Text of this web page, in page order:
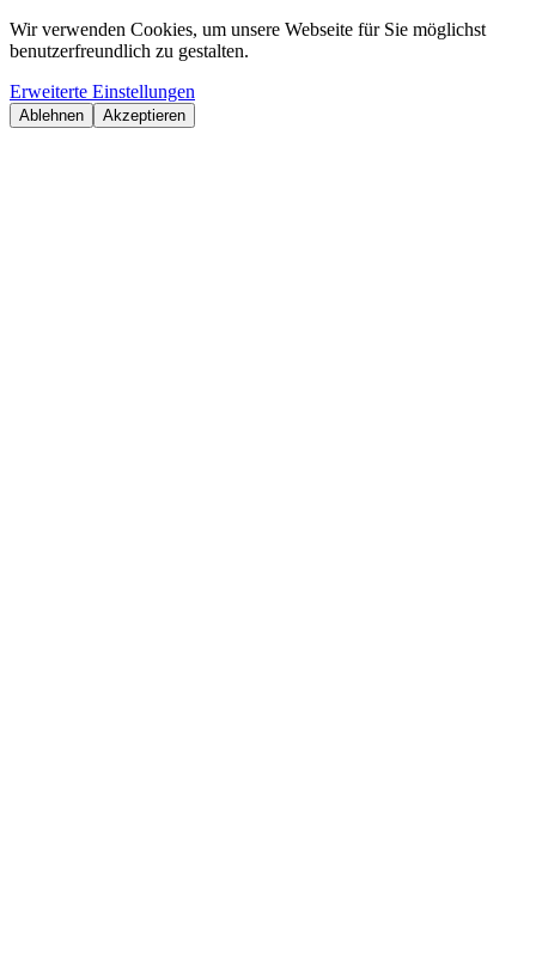
Wir verwenden Cookies, um unsere Webseite für Sie möglichst
benutzerfreundlich zu gestalten.
Erweiterte Einstellungen
Ablehnen Akzeptieren